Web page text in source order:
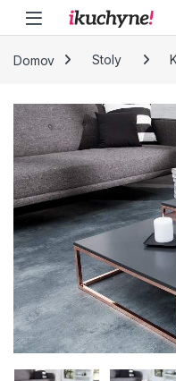
Skip to navigation
Skip to content
Domov Stoly